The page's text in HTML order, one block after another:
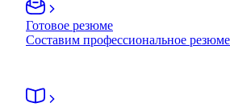
Готовое резюме
Составим профессиональное резюме